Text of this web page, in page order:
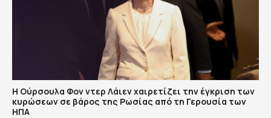
Η Ούρσουλα Φον ντερ Λάιεν χαιρετίζει την έγκριση των
κυρώσεων σε βάρος της Ρωσίας από τη Γερουσία των
ΗΠΑ